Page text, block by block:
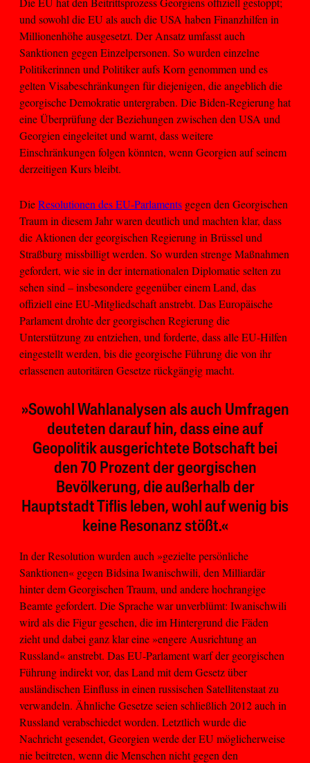
und sowohl die EU als auch die USA haben Finanzhilfen in
Millionenhöhe ausgesetzt. Der Ansatz umfasst auch
Sanktionen gegen Einzelpersonen. So wurden einzelne
Politikerinnen und Politiker aufs Korn genommen und es
gelten Visabeschränkungen für diejenigen, die angeblich die
georgische Demokratie untergraben. Die Biden-Regierung hat
eine Überprüfung der Beziehungen zwischen den USA und
Georgien eingeleitet und warnt, dass weitere
Einschränkungen folgen könnten, wenn Georgien auf seinem
derzeitigen Kurs bleibt.
DieResolutionen des EU-Parlaments gegen den Georgischen
Traum in diesem Jahr waren deutlich und machten klar, dass
die Aktionen der georgischen Regierung in Brüssel und
Straßburg missbilligt werden. So wurden strenge Maßnahmen
gefordert, wie sie in der internationalen Diplomatie selten zu
sehen sind – insbesondere gegenüber einem Land, das
offiziell eine EU-Mitgliedschaft anstrebt. Das Europäische
Parlament drohte der georgischen Regierung die
Unterstützung zu entziehen, und forderte, dass alle EU-Hilfen
eingestellt werden, bis die georgische Führung die von ihr
erlassenen autoritären Gesetze rückgängig macht.
»Sowohl Wahlanalysen als auch Umfragen
deuteten darauf hin, dass eine auf
Geopolitik ausgerichtete Botschaft bei
den 70 Prozent der georgischen
Bevölkerung, die außerhalb der
Hauptstadt Tiflis leben, wohl auf wenig bis
keine Resonanz stößt.«
In der Resolution wurden auch »gezielte persönliche
Sanktionen« gegen Bidsina Iwanischwili, den Milliardär
hinter dem Georgischen Traum, und andere hochrangige
Beamte gefordert. Die Sprache war unverblümt: Iwanischwili
wird als die Figur gesehen, die im Hintergrund die Fäden
zieht und dabei ganz klar eine »engere Ausrichtung an
Russland« anstrebt. Das EU-Parlament warf der georgischen
Führung indirekt vor, das Land mit dem Gesetz über
ausländischen Einfluss in einen russischen Satellitenstaat zu
verwandeln. Ähnliche Gesetze seien schließlich 2012 auch in
Russland verabschiedet worden. Letztlich wurde die
Nachricht gesendet, Georgien werde der EU möglicherweise
nie beitreten, wenn die Menschen nicht gegen den